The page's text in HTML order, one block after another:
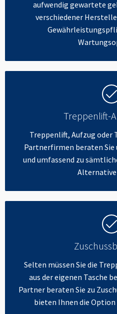
aufwendig gewartete
verschiedener
Treppenlift-
Treppenlift, Aufzug oder
Partnerfirmen beraten
und umfassend zu
Selten müssen Sie die
aus der eigenen Tasche
Partner beraten Sie zu
bieten Ihnen die